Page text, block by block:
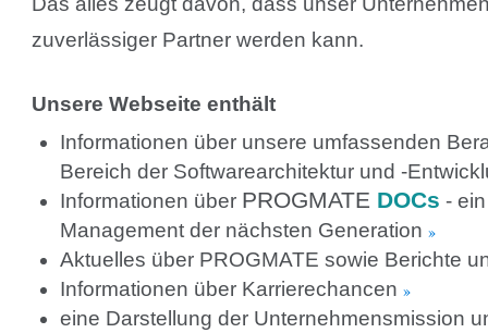
zuverlässiger Partner werden kann.
Unsere Webseite enthält
Informationen über unsere umfassenden
Bereich der Softwarearchitektur und -
Informationen über PROGMATE DOCs -
Management der nächsten Generation
Aktuelles über PROGMATE sowie Berichte
Informationen über Karrierechancen
eine Darstellung der Unternehmensmission